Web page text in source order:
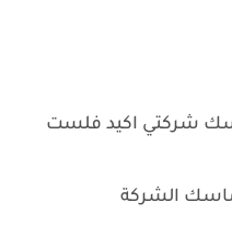
شركتي اكيد فلست
الشركة